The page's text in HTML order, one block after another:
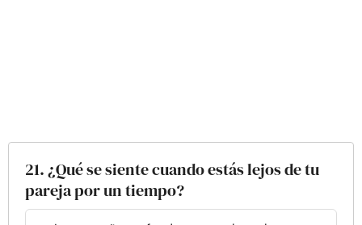
21. ¿Qué se siente cuando estás lejos de tu
pareja por un tiempo?